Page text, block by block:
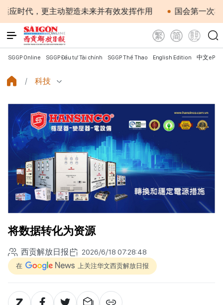
主动塑造未来并有效发挥作用 国会第一次非常规会议
SGGP Online SGGP Đầu tư Tài chính SGGP Thể Thao English Edition 中文
科技
将数据转化为资源
西贡解放日报 2026/6/18 07:28:48
在 上关注华文西贡解放日报